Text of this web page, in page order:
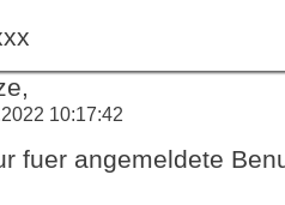
10:17:42
fuer angemeldete